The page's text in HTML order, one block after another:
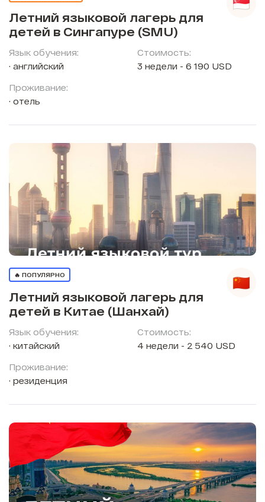
Летний языковой лагерь для
детей в Сингапуре (SMU)
Язык обучения:
английский
Проживание:
отель
Стоимость:
3 недели - 6 190 USD
🔥 ПОПУЛЯРНО
Летний языковой лагерь для
детей в Китае (Шанхай)
Язык обучения:
китайский
Проживание:
резиденция
Стоимость:
4 недели - 2 540 USD